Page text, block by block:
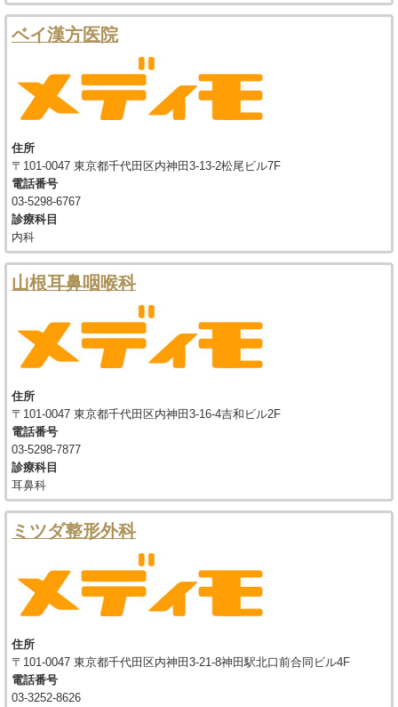
ベイ漢方医院
住所
〒101-0047 東京都千代田区内神田3-13-2松尾ビル7F
電話番号
03-5298-6767
診療科目
内科
山根耳鼻咽喉科
住所
〒101-0047 東京都千代田区内神田3-16-4吉和ビル2F
電話番号
03-5298-7877
診療科目
耳鼻科
ミツダ整形外科
住所
〒101-0047 東京都千代田区内神田3-21-8神田駅北口前合同ビル4F
電話番号
03-3252-8626